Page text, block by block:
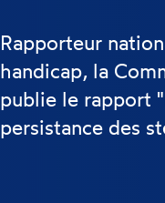
Rapporteur
handicap, la
publie le rapport
persistance des